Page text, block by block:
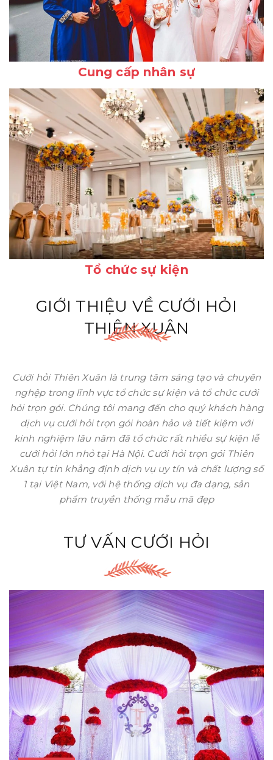
Cung cấp nhân sự
Tổ chức sự kiện
GIỚI THIỆU VỀ CƯỚI HỎI
THIÊN XUÂN
Cưới hỏi Thiên Xuân là trung tâm sáng tạo và chuyên
nghệp trong lĩnh vực tổ chức sự kiện và tổ chức cưới
hỏi trọn gói. Chúng tôi mang đến cho quý khách hàng
dịch vụ cưới hỏi trọn gói hoàn hảo và tiết kiệm với
kinh nghiệm lâu năm đã tổ chức rất nhiều sự kiện lễ
cưới hỏi lớn nhỏ tại Hà Nội. Cưới hỏi trọn gói Thiên
Xuân tự tin khẳng định dịch vụ uy tín và chất lượng số
1 tại Việt Nam, với hệ thống dịch vụ đa dạng, sản
phẩm truyền thống mẫu mã đẹp
TƯ VẤN CƯỚI HỎI